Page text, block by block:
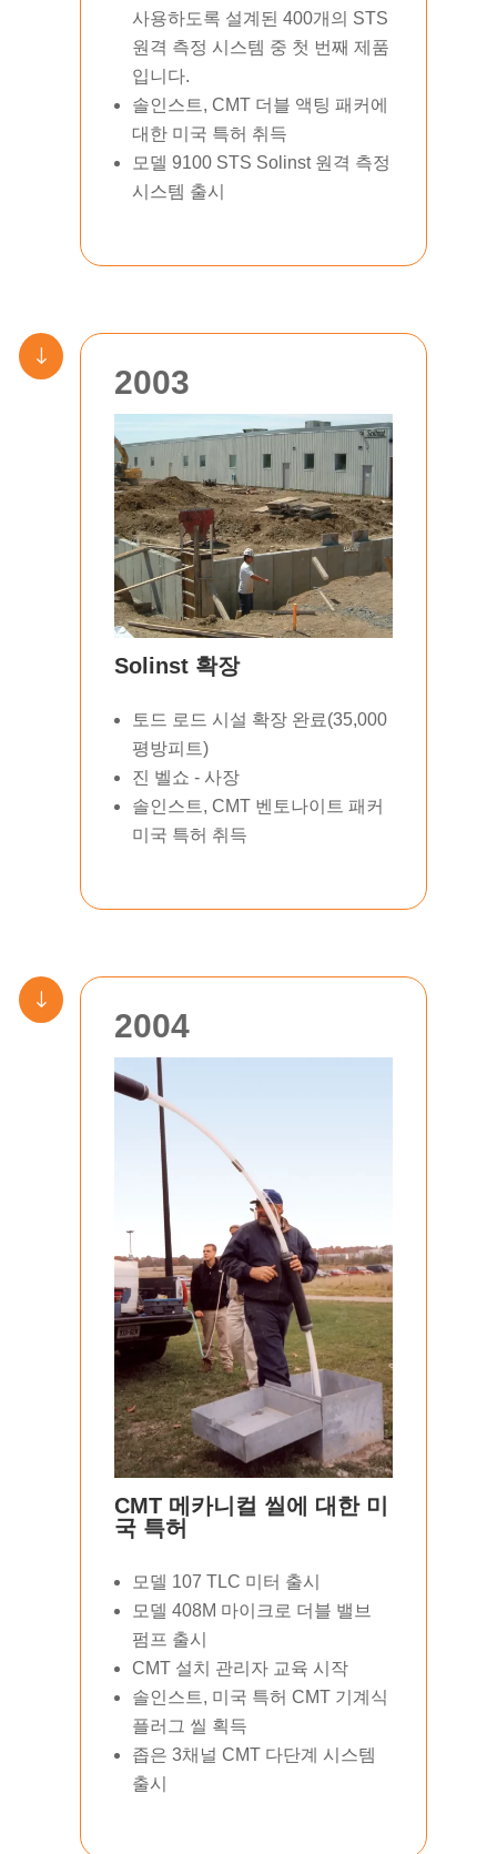
사용하도록 설계된 400개의 STS
원격 측정 시스템 중 첫 번째 제품
입니다.
솔인스트, CMT 더블 액팅 패커에
대한 미국 특허 취득
모델 9100 STS Solinst 원격 측정
시스템 출시
2003
Solinst 확장
토드 로드 시설 확장 완료(35,000
평방피트)
진 벨쇼 - 사장
솔인스트, CMT 벤토나이트 패커
미국 특허 취득
"
2004
CMT 메카니컬 씰에 대한 미
국 특허
모델 107 TLC 미터 출시
모델 408M 마이크로 더블 밸브
펌프 출시
CMT 설치 관리자 교육 시작
솔인스트, 미국 특허 CMT 기계식
플러그 씰 획득
좁은 3채널 CMT 다단계 시스템
출시
"